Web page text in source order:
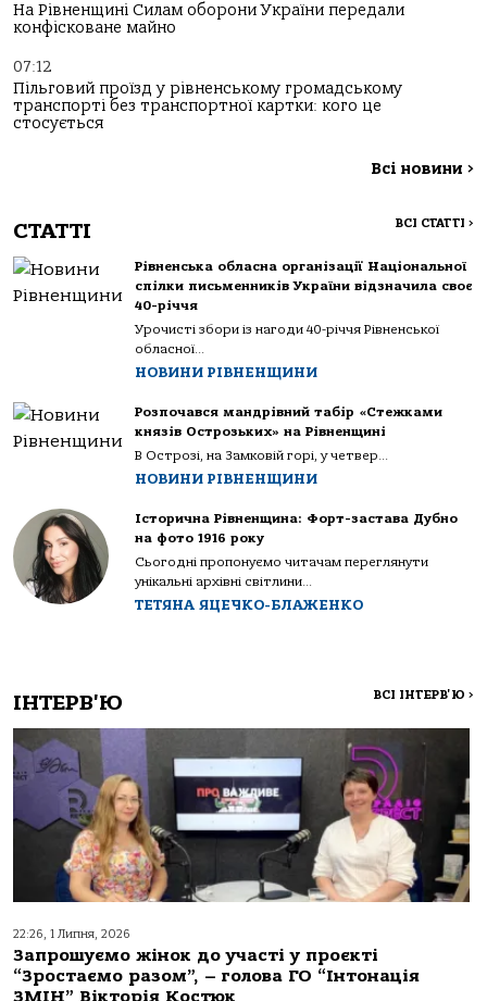
На Рівненщині Силам оборони України передали
конфісковане майно
07:12
Пільговий проїзд у рівненському громадському
транспорті без транспортної картки: кого це
стосується
Всі новини >
СТАТТІ ВСІ СТАТТІ >
Рівненська обласна організації Національної
спілки письменників України відзначила своє
40-річчя
Урочисті збори із нагоди 40-річчя Рівненської
обласної...
НОВИНИ РІВНЕНЩИНИ
Розпочався мандрівний табір «Стежками
князів Острозьких» на Рівненщині
В Острозі, на Замковій горі, у четвер...
НОВИНИ РІВНЕНЩИНИ
Історична Рівненщина: Форт-застава Дубно
на фото 1916 року
Сьогодні пропонуємо читачам переглянути
унікальні архівні світлини...
ТЕТЯНА ЯЦЕЧКО-БЛАЖЕНКО
ІНТЕРВ'Ю ВСІ ІНТЕРВ'Ю >
22:26, 1 Липня, 2026
Запрошуємо жінок до участі у проєкті
“Зростаємо разом”, – голова ГО “Інтонація
ЗМІН” Вікторія Костюк